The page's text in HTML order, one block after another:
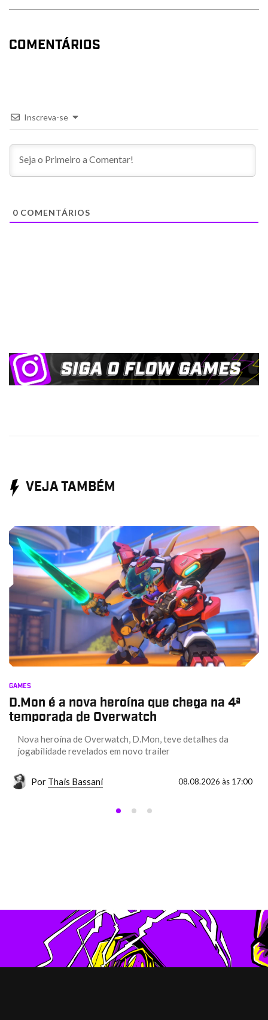
COMENTÁRIOS
Inscreva-se
0 COMENTÁRIOS
VEJA TAMBÉM
GAMES
D.Mon é a nova heroína que chega na 4ª
temporada de Overwatch
Nova heroína de Overwatch, D.Mon, teve detalhes da
jogabilidade revelados em novo trailer
Por Thais Bassani 08.08.2026 às 17:00